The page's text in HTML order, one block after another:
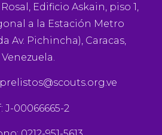
Edificio Askain, piso 1,
a la Estación Metro
Av. Pichincha), Caracas,
Venezuela.
J-00066665-2